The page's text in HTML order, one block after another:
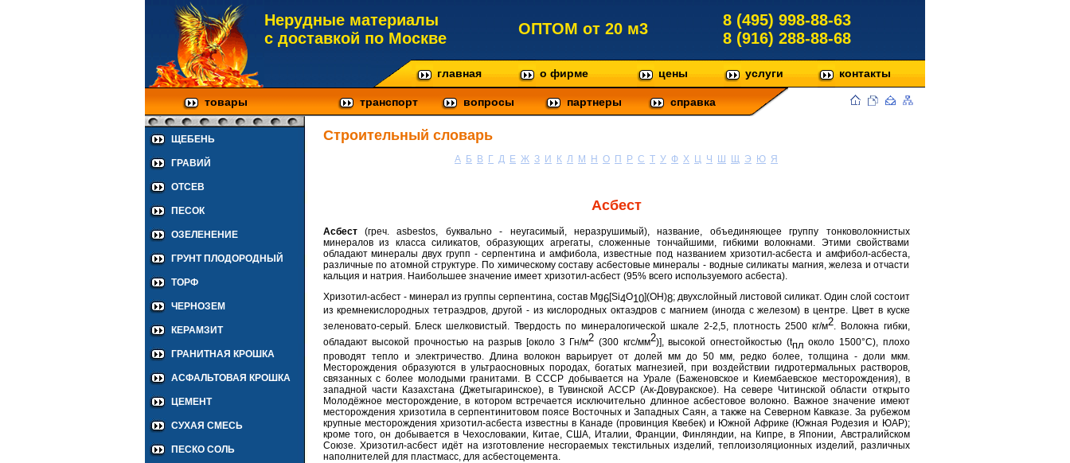
Нерудные материалы
с доставкой по Москве
ОПТОМ от 20 м3
8 (495) 998-88-63
8 (916) 288-88-68
главная о фирме цены услуги контакты
товары транспорт вопросы партнеры справка
ЩЕБЕНЬ
ГРАВИЙ
ОТСЕВ
ПЕСОК
ОЗЕЛЕНЕНИЕ
ГРУНТ ПЛОДОРОДНЫЙ
ТОРФ
ЧЕРНОЗЕМ
КЕРАМЗИТ
ГРАНИТНАЯ КРОШКА
АСФАЛЬТОВАЯ КРОШКА
ЦЕМЕНТ
СУХАЯ СМЕСЬ
ПЕСКО СОЛЬ
Строительный словарь
А Б В Г Д Е Ж З И К Л М Н О П Р С Т У Ф Х Ц Ч Ш Щ Э Ю Я
Асбест
Асбест(греч. asbestos, буквально - неугасимый, неразрушимый), название, объединяющее группу тонковолокнистых
минералов из класса силикатов, образующих агрегаты, сложенные тончайшими, гибкими волокнами. Этими свойствами
обладают минералы двух групп - серпентина и амфибола, известные под названием хризотил-асбеста и амфибол-асбеста,
различные по атомной структуре. По химическому составу асбестовые минералы - водные силикаты магния, железа и отчасти
кальция и натрия. Наибольшее значение имеет хризотил-асбест (95% всего используемого асбеста).
Хризотил-асбест - минерал из группы серпентина, состав Mg6[Si4O10](OH)8; двухслойный листовой силикат. Один слой состоит
из кремнекислородных тетраэдров, другой - из кислородных октаэдров с магнием (иногда с железом) в центре. Цвет в куске
зеленовато-серый. Блеск шелковистый. Твердость по минералогической шкале 2-2,5, плотность 2500 кг/м2. Волокна гибки,
обладают высокой прочностью на разрыв [около 3 Гн/м2 (300 кгс/мм2)], высокой огнестойкостью (tпл около 1500°C), плохо
проводят тепло и электричество. Длина волокон варьирует от долей мм до 50 мм, редко более, толщина - доли мкм.
Месторождения образуются в ультраосновных породах, богатых магнезией, при воздействии гидротермальных растворов,
связанных с более молодыми гранитами. В СССР добывается на Урале (Баженовское и Киембаевское месторождения), в
западной части Казахстана (Джетыгаринское), в Тувинской АССР (Ак-Довуракское). На севере Читинской области открыто
Молодёжное месторождение, в котором встречается исключительно длинное асбестовое волокно. Важное значение имеют
месторождения хризотила в серпентинитовом поясе Восточных и Западных Саян, а также на Северном Кавказе. За рубежом
крупные месторождения хризотил-асбеста известны в Канаде (провинция Квебек) и Южной Африке (Южная Родезия и ЮАР);
кроме того, он добывается в Чехословакии, Китае, США, Италии, Франции, Финляндии, на Кипре, в Японии, Австралийском
Союзе. Хризотил-асбест идёт на изготовление несгораемых текстильных изделий, теплоизоляционных изделий, различных
наполнителей для пластмасс, для асбестоцемента.